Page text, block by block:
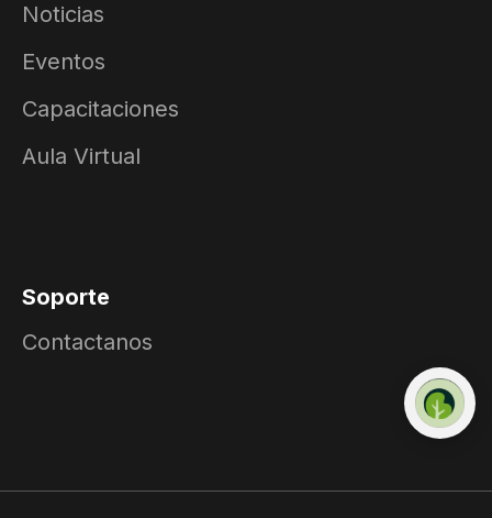
Noticias
Eventos
Capacitaciones
Aula Virtual
Soporte
Contactanos